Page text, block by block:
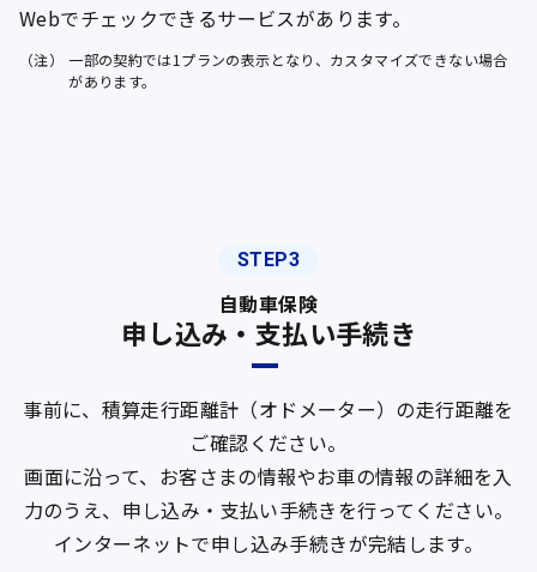
Webでチェックできるサービスがあります。
（注）
一部の契約では1プランの表示となり、カスタマイズできない場合
があります。
STEP3
自動車保険
申し込み・支払い手続き
事前に、積算走行距離計（オドメーター）の走行距離を
ご確認ください。
画面に沿って、お客さまの情報やお車の情報の詳細を入
力のうえ、申し込み・支払い手続きを行ってください。
インターネットで申し込み手続きが完結します。